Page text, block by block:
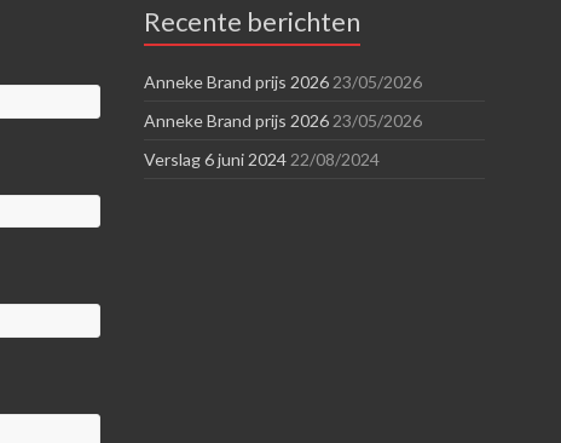
Recente berichten
Anneke Brand prijs 2026 23/05/2026
Anneke Brand prijs 2026 23/05/2026
Verslag 6 juni 2024 22/08/2024